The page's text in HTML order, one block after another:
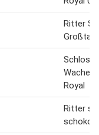
Ritter
Schloss
Royal
Ritter